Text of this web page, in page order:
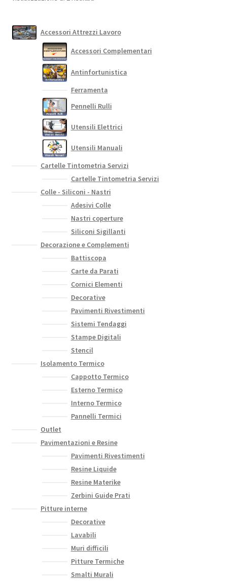
Accessori Attrezzi Lavoro
Accessori Complementari
Antinfortunistica
Ferramenta
Pennelli Rulli
Utensili Elettrici
Utensili Manuali
Cartelle Tintometria Servizi
Cartelle Tintometria Servizi
Colle - Siliconi - Nastri
Adesivi Colle
Nastri coperture
Siliconi Sigillanti
Decorazione e Complementi
Battiscopa
Carte da Parati
Cornici Elementi
Decorative
Pavimenti Rivestimenti
Sistemi Tendaggi
Stampe Digitali
Stencil
Isolamento Termico
Cappotto Termico
Esterno Termico
Interno Termico
Pannelli Termici
Outlet
Pavimentazioni e Resine
Pavimenti Rivestimenti
Resine Liquide
Resine Materike
Zerbini Guide Prati
Pitture interne
Decorative
Lavabili
Muri difficili
Pitture Termiche
Smalti Murali